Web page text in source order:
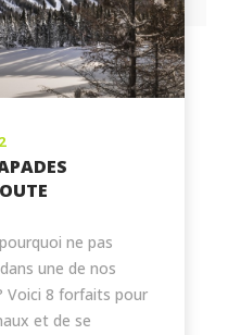
ne pas
une de nos
Voici 8 forfaits pour
et de se